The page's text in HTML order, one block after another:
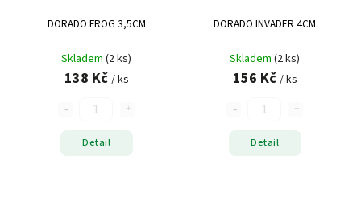
DORADO FROG 3,5CM
Skladem (2 ks)
138 Kč / ks
Detail
DORADO INVADER 4CM
Skladem (2 ks)
156 Kč / ks
Detail